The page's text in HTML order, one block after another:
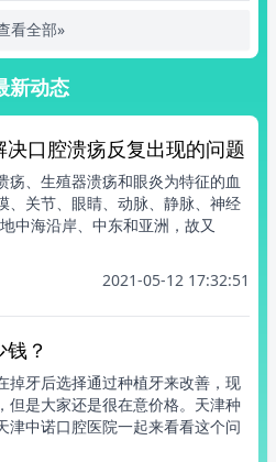
看全部»
新动态
口腔溃疡反复出现的问题
疡、生殖器溃疡和眼炎为特征的血
、关节、眼睛、动脉、静脉、神经
中海沿岸、中东和亚洲，故又
2021-05-12 17:32:51
？
掉牙后选择通过种植牙来改善，现
但是大家还是很在意价格。天津种
津中诺口腔医院一起来看看这个问